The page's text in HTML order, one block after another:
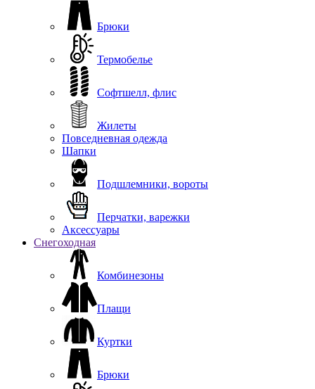
Брюки
Термобелье
Софтшелл, флис
Жилеты
Повседневная одежда
Шапки
Подшлемники, вороты
Перчатки, варежки
Аксессуары
Снегоходная
Комбинезоны
Плащи
Куртки
Брюки